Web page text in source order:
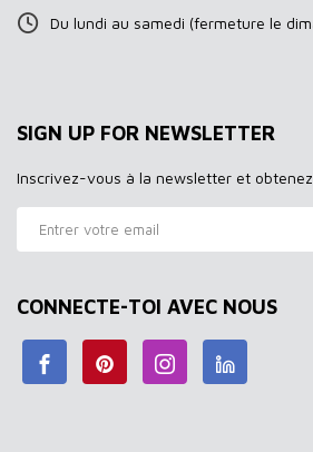
Du lundi au samedi (fermeture le
SIGN UP FOR NEWSLETTER
Inscrivez-vous à la newsletter et
CONNECTE-TOI AVEC NOUS